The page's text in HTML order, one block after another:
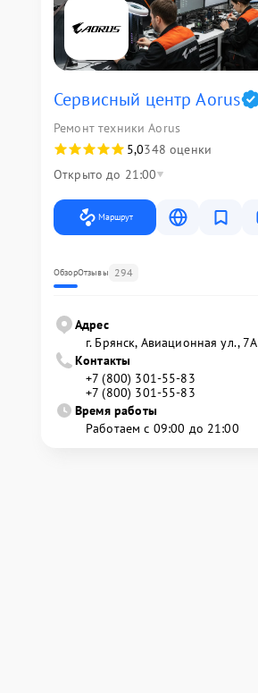
Сервисный центр Aorus
Ремонт техники Aorus
5,0348 оценки
Открыто до 21:00
Маршрут
ОбзорОтзывы 294
Адрес
г. Брянск, Авиационная ул., 7А
Контакты
+7 (800) 301-55-83
+7 (800) 301-55-83
Время работы
Работаем с 09:00 до 21:00